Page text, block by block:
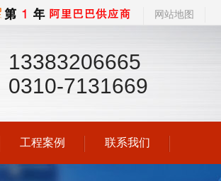
网站地图
13383206665
0310-7131669
工程案例 联系我们